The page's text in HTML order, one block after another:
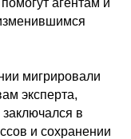
агентам и
мигрировали
эксперта,
в
и сохранении